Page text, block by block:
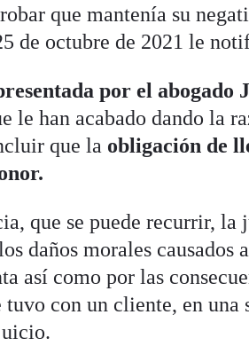
que mantenía su
de octubre de 2021 le
por el abogado
le han acabado dando la
que la obligación de
que se puede recurrir, la
daños morales
así como por las
con un cliente, en una